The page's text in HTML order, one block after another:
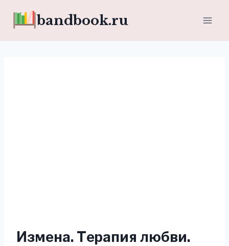
bandbook.ru
Измена. Терапия любви.